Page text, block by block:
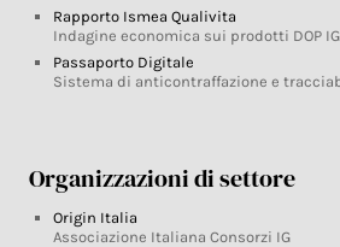
Rapporto Ismea Qualivita
Indagine economica sui prodotti DOP
Passaporto Digitale
Sistema di anticontraffazione e
Organizzazioni di settore
Origin Italia
Associazione Italiana Consorzi IG